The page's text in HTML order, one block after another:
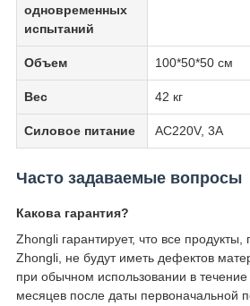
одновременных
испытаний
Объем 100*50*50 см
Вес 42 кг
Силовое питание AC220V, 3A
Часто задаваемые вопросы
Какова гарантия?
Zhongli гарантирует, что все
Zhongli, не будут иметь дефектов
при обычном использовании в
месяцев после даты первоначальной